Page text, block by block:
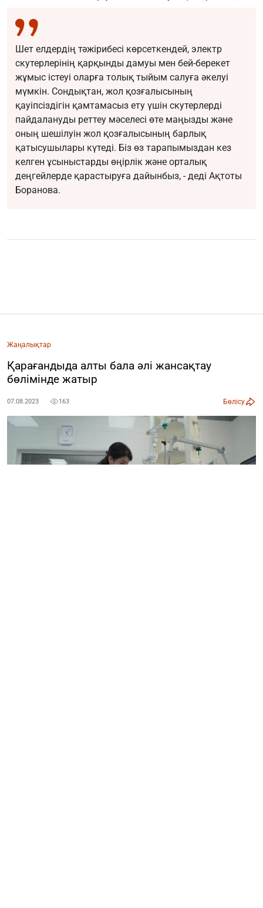
Шет елдердің тәжірибесі көрсеткендей, электр
скутерлерінің қарқынды дамуы мен бей-берекет
жұмыс істеуі оларға толық тыйым салуға әкелуі
мүмкін. Сондықтан, жол қозғалысының
қауіпсіздігін қамтамасыз ету үшін скутерлерді
пайдалануды реттеу мәселесі өте маңызды және
оның шешілуін жол қозғалысының барлық
қатысушылары күтеді. Біз өз тарапымыздан кез
келген ұсыныстарды өңірлік және орталық
деңгейлерде қарастыруға дайынбыз, - деді Ақтоты
Боранова.
Жаңалықтар
Қарағандыда алты бала әлі жансақтау
бөлімінде жатыр
07.08.2023 163 Бөлісу